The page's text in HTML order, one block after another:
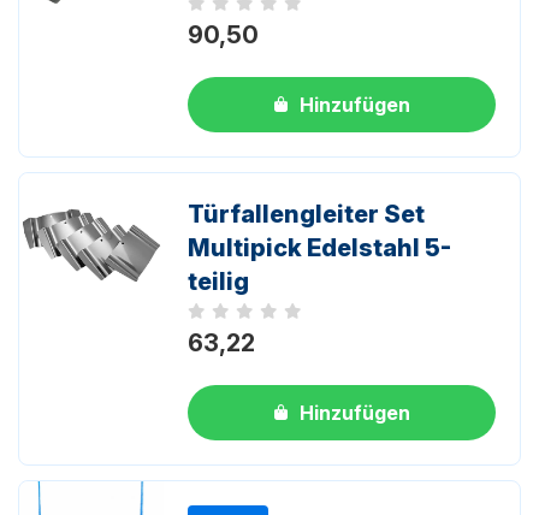
Noch keine Bewertungen
90,50
Hinzufügen
Türfallengleiter Set
Multipick Edelstahl 5-
teilig
Noch keine Bewertungen
63,22
Hinzufügen